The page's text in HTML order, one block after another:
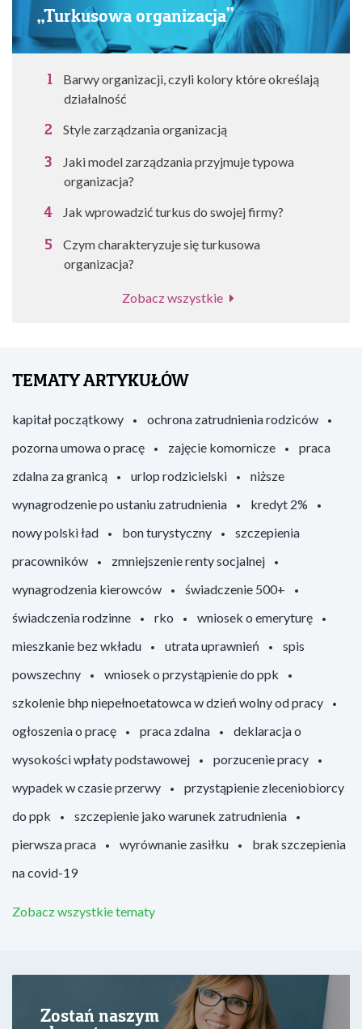
„Turkusowa organizacja”
Barwy organizacji, czyli kolory które określają
działalność
Style zarządzania organizacją
Jaki model zarządzania przyjmuje typowa
organizacja?
Jak wprowadzić turkus do swojej firmy?
Czym charakteryzuje się turkusowa
organizacja?
Zobacz wszystkie
TEMATY ARTYKUŁÓW
kapitał początkowy
ochrona zatrudnienia rodziców
pozorna umowa o pracę
zajęcie komornicze
praca
zdalna za granicą
urlop rodzicielski
niższe
wynagrodzenie po ustaniu zatrudnienia
kredyt 2%
nowy polski ład
bon turystyczny
szczepienia
pracowników
zmniejszenie renty socjalnej
wynagrodzenia kierowców
świadczenie 500+
świadczenia rodzinne
rko
wniosek o emeryturę
mieszkanie bez wkładu
utrata uprawnień
spis
powszechny
wniosek o przystąpienie do ppk
szkolenie bhp niepełnoetatowca w dzień wolny od pracy
ogłoszenia o pracę
praca zdalna
deklaracja o
wysokości wpłaty podstawowej
porzucenie pracy
wypadek w czasie przerwy
przystąpienie zleceniobiorcy
do ppk
szczepienie jako warunek zatrudnienia
pierwsza praca
wyrównanie zasiłku
brak szczepienia
na covid-19
Zobacz wszystkie tematy
Zostań naszym